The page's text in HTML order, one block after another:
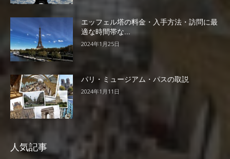
エッフェル塔の料金・入手方法・訪問に最
適な時間帯な...
2024年1月25日
パリ・ミュージアム・パスの取説
2024年1月11日
人気記事